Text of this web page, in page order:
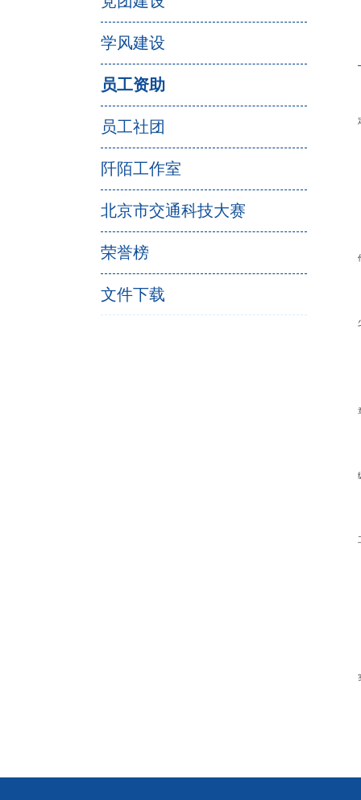
学风建设
员工资助
员工社团
阡陌工作室
北京市交通科技大赛
荣誉榜
文件下载